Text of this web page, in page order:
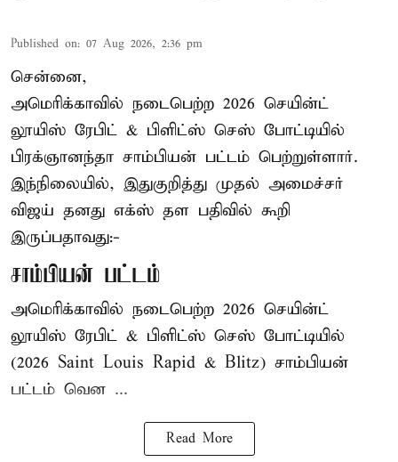
Published on: 07 Aug 2026, 2:36 pm
சென்னை,
அமெரிக்காவில் நடைபெற்ற 2026 செயின்ட்
லூயிஸ் ரேபிட் & பிளிட்ஸ் செஸ் போட்டியில்
பிரக்ஞானந்தா சாம்பியன் பட்டம் பெற்றுள்ளார்.
இந்நிலையில், இதுகுறித்து முதல் அமைச்சர்
விஜய் தனது எக்ஸ் தள பதிவில் கூறி
இருப்பதாவது:-
சாம்பியன் பட்டம்
அமெரிக்காவில் நடைபெற்ற 2026 செயின்ட்
லூயிஸ் ரேபிட் & பிளிட்ஸ் செஸ் போட்டியில்
(2026 Saint Louis Rapid & Blitz) சாம்பியன்
பட்டம் வென ...
Read More